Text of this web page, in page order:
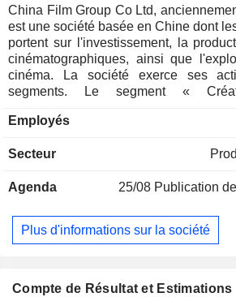
China Film Group Co Ltd,
est une société basée en Chine dont
portent sur l'investissement, la
cinématographiques, ainsi que
cinéma. La société exerce ses
segments. Le segment «
cinématographique, les
« Distribution » comprend
principalement la projection de
principalement à la recherche et au
matière de technologies
d’émissions de télévision. Le segment
Employés
Secteur
Agenda 25/08 Publication
Plus d'informations sur la société
Compte de Résultat et Estimations